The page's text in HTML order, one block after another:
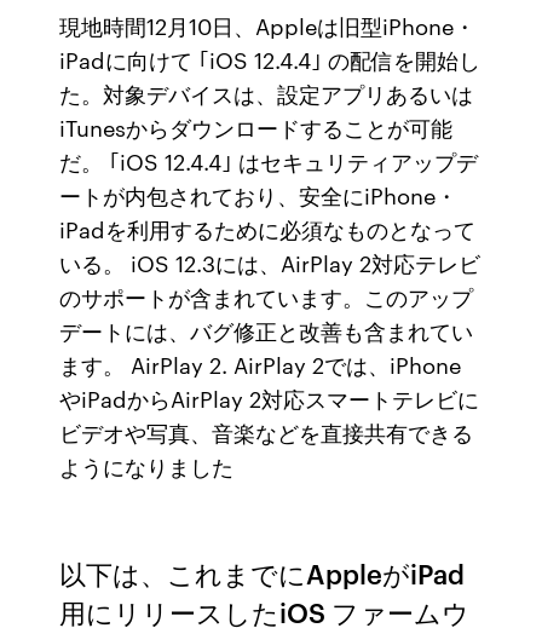
現地時間12月10日、Appleは旧型iPhone・
iPadに向けて ｢iOS 12.4.4｣ の配信を開始し
た。対象デバイスは、設定アプリあるいは
iTunesからダウンロードすることが可能
だ。 ｢iOS 12.4.4｣ はセキュリティアップデ
ートが内包されており、安全にiPhone・
iPadを利用するために必須なものとなって
いる。 iOS 12.3には、AirPlay 2対応テレビ
のサポートが含まれています。このアップ
デートには、バグ修正と改善も含まれてい
ます。 AirPlay 2. AirPlay 2では、iPhone
やiPadからAirPlay 2対応スマートテレビに
ビデオや写真、音楽などを直接共有できる
ようになりました
以下は、これまでにAppleがiPad
用にリリースしたiOS ファームウ